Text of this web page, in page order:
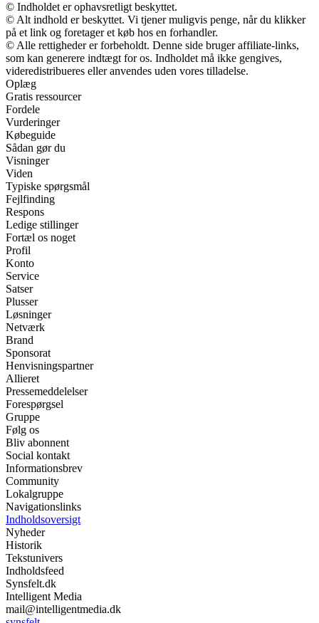
© Indholdet er ophavsretligt beskyttet.
© Alt indhold er beskyttet. Vi tjener muligvis penge, når du klikker
på et link og foretager et køb hos en forhandler.
© Alle rettigheder er forbeholdt. Denne side bruger affiliate-links,
som kan generere indtægt for os. Indholdet må ikke gengives,
videredistribueres eller anvendes uden vores tilladelse.
Oplæg
Gratis ressourcer
Fordele
Vurderinger
Købeguide
Sådan gør du
Visninger
Viden
Typiske spørgsmål
Fejlfinding
Respons
Ledige stillinger
Fortæl os noget
Profil
Konto
Service
Satser
Plusser
Løsninger
Netværk
Brand
Sponsorat
Henvisningspartner
Allieret
Pressemeddelelser
Forespørgsel
Gruppe
Følg os
Bliv abonnent
Social kontakt
Informationsbrev
Community
Lokalgruppe
Navigationslinks
Indholdsoversigt
Nyheder
Historik
Tekstunivers
Indholdsfeed
Synsfelt.dk
Intelligent Media
mail@intelligentmedia.dk